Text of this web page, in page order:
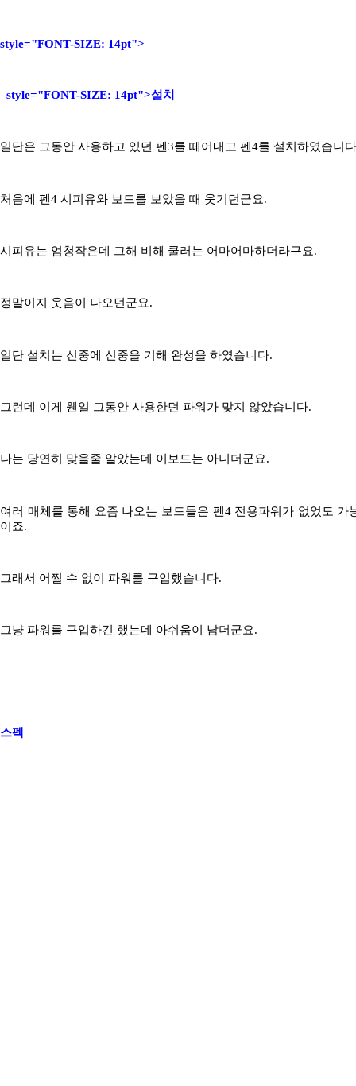
style="FONT-SIZE: 14pt">
style="FONT-SIZE: 14pt">설치
일단은 그동안 사용하고 있던 펜3를 떼어내고 펜4를 설치하였습니
처음에 펜4 시피유와 보드를 보았을 때 웃기던군요.
시피유는 엄청작은데 그해 비해 쿨러는 어마어마하더라구요.
정말이지 웃음이 나오던군요.
일단 설치는 신중에 신중을 기해 완성을 하였습니다.
그런데 이게 웬일 그동안 사용한던 파워가 맞지 않았습니다.
나는 당연히 맞을줄 알았는데 이보드는 아니더군요.
여러 매체를 통해 요즘 나오는 보드들은 펜4 전용파워가 없었도 가
이죠.
그래서 어쩔 수 없이 파워를 구입했습니다.
그냥 파워를 구입하긴 했는데 아쉬움이 남더군요.
스펙